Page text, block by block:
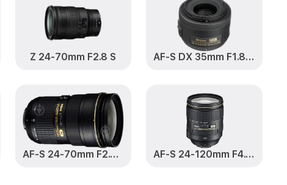
f/3.5G ED VR DX
Заказать
f/3.5G ED VR
от 500₽ Заказать
от 1200₽ Заказать
VR DX AF-S
от 1800₽ Заказать
Z 24-70mm F2.8 S AF-S DX 35mm F1.8 G Nikkor
AF-S 24-70mm F2.8 G ED Nikkor AF-S 24-120mm F4.0 G ED VR Nikkor